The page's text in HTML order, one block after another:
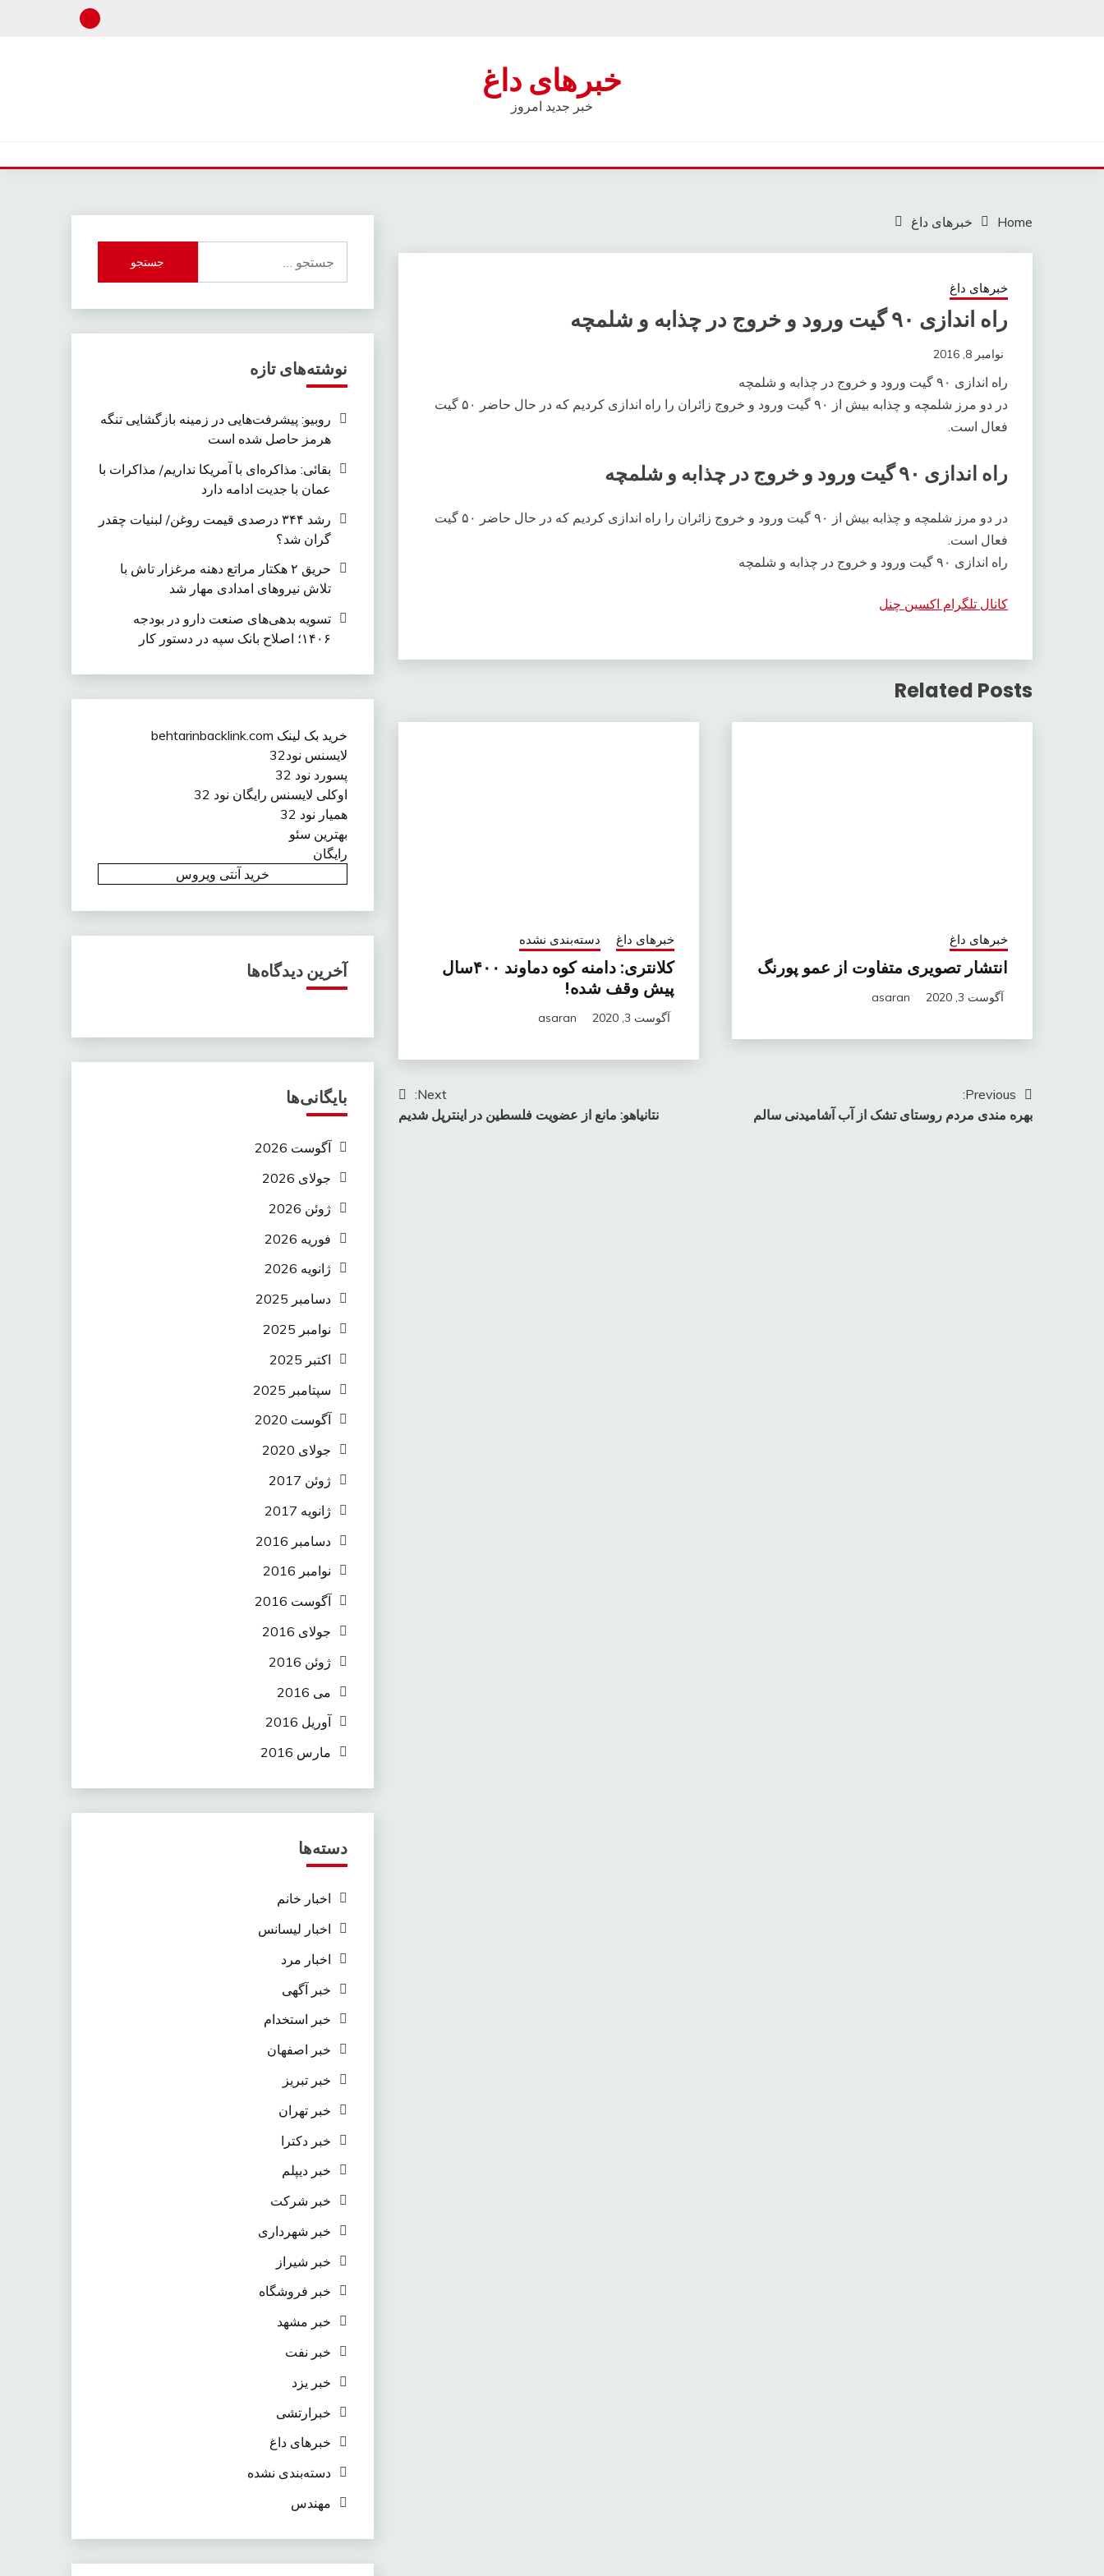
خبرهای داغ
خبر جدید امروز
Home خبرهای داغ
خبرهای داغ
راه اندازی ۹۰ گیت ورود و خروج در چذابه و شلمچه
نوامبر 8, 2016
راه اندازی ۹۰ گیت ورود و خروج در چذابه و شلمچه
در دو مرز شلمچه و چذابه بیش از ۹۰ گیت ورود و خروج زائران را راه اندازی کردیم که در حال حاضر ۵۰ گیت
فعال است.
راه اندازی ۹۰ گیت ورود و خروج در چذابه و شلمچه
در دو مرز شلمچه و چذابه بیش از ۹۰ گیت ورود و خروج زائران را راه اندازی کردیم که در حال حاضر ۵۰ گیت
فعال است.
راه اندازی ۹۰ گیت ورود و خروج در چذابه و شلمچه
کانال تلگرام اکسین چنل
Related Posts
خبرهای داغ
انتشار تصویری متفاوت از عمو پورنگ
آگوست 3, 2020 asaran
خبرهای داغ دسته‌بندی نشده
کلانتری: دامنه کوه دماوند ۴۰۰سال
پیش وقف شده!
آگوست 3, 2020 asaran
راهبری
نوشته
Previous:
بهره مندی مردم روستای تشک از آب آشامیدنی سالم
Next:
نتانیاهو: مانع از عضویت فلسطین در اینترپل شدیم
برای:
نوشته‌های تازه
روبیو: پیشرفت‌هایی در زمینه بازگشایی تنگه
هرمز حاصل شده است
بقائی: مذاکره‌ای با آمریکا نداریم/ مذاکرات با
عمان با جدیت ادامه دارد
رشد ۳۴۴ درصدی قیمت روغن/ لبنیات چقدر
گران شد؟
حریق ۲ هکتار مراتع دهنه مرغزار تاش با
تلاش نیروهای امدادی مهار شد
تسویه بدهی‌های صنعت دارو در بودجه
۱۴۰۶؛ اصلاح بانک سپه در دستور کار
خرید بک لینک behtarinbacklink.com
لایسنس نود32
پسورد نود 32
اوکلی لایسنس رایگان نود 32
همیار نود 32
بهترین سئو
رایگان
خرید آنتی ویروس
آخرین دیدگاه‌ها
بایگانی‌ها
آگوست 2026
جولای 2026
ژوئن 2026
فوریه 2026
ژانویه 2026
دسامبر 2025
نوامبر 2025
اکتبر 2025
سپتامبر 2025
آگوست 2020
جولای 2020
ژوئن 2017
ژانویه 2017
دسامبر 2016
نوامبر 2016
آگوست 2016
جولای 2016
ژوئن 2016
می 2016
آوریل 2016
مارس 2016
دسته‌ها
اخبار خانم
اخبار لیسانس
اخبار مرد
خبر آگهی
خبر استخدام
خبر اصفهان
خبر تبریز
خبر تهران
خبر دکترا
خبر دیپلم
خبر شرکت
خبر شهرداری
خبر شیراز
خبر فروشگاه
خبر مشهد
خبر نفت
خبر یزد
خبرارتشی
خبرهای داغ
دسته‌بندی نشده
مهندس